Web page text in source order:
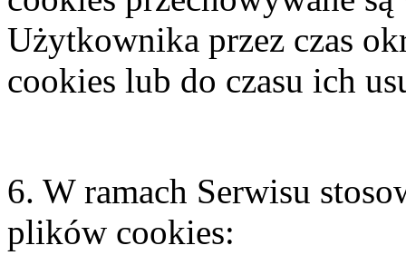
Użytkownika przez czas
cookies lub do czasu ich
6. W ramach Serwisu
plików cookies: